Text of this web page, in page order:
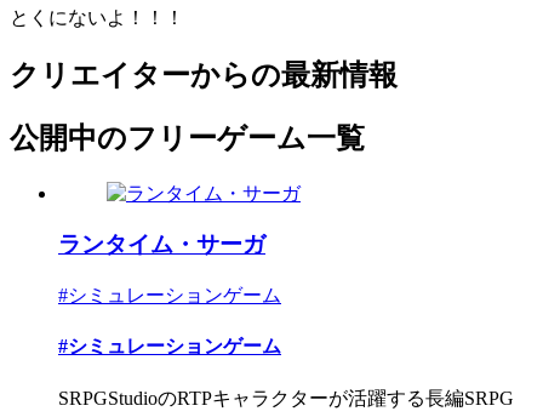
とくにないよ！！！
クリエイターからの最新情報
公開中のフリーゲーム一覧
ランタイム・サーガ
#シミュレーションゲーム
#シミュレーションゲーム
SRPGStudioのRTPキャラクターが活躍する長編SRPG